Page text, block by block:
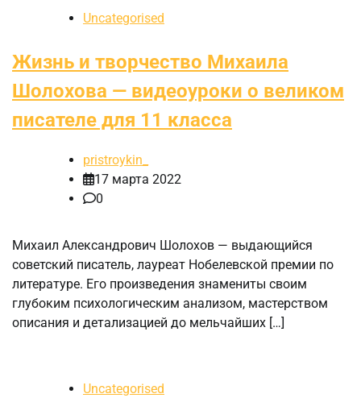
Uncategorised
Жизнь и творчество Михаила
Шолохова — видеоуроки о великом
писателе для 11 класса
pristroykin_
17 марта 2022
0
Михаил Александрович Шолохов — выдающийся
советский писатель, лауреат Нобелевской премии по
литературе. Его произведения знамениты своим
глубоким психологическим анализом, мастерством
описания и детализацией до мельчайших […]
Uncategorised